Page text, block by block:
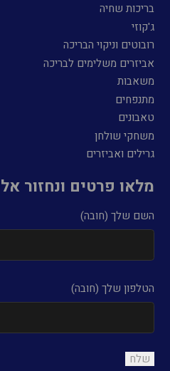
בריכות שחיה
ג'קוזי
רובוטים וניקוי הבריכה
אביזרים משלימים לבריכה
משאבות
מתנפחים
טאבונים
משחקי שולחן
גרילים ואביזרים
מלאו פרטים ונחזור
השם שלך (חובה)
הטלפון שלך (חובה)